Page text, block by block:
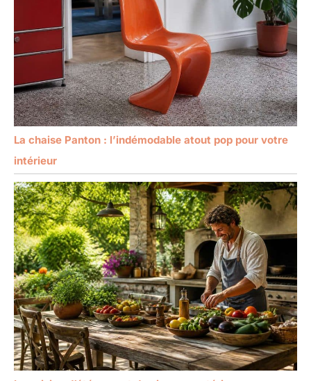
La chaise Panton : l’indémodable atout pop pour votre
intérieur